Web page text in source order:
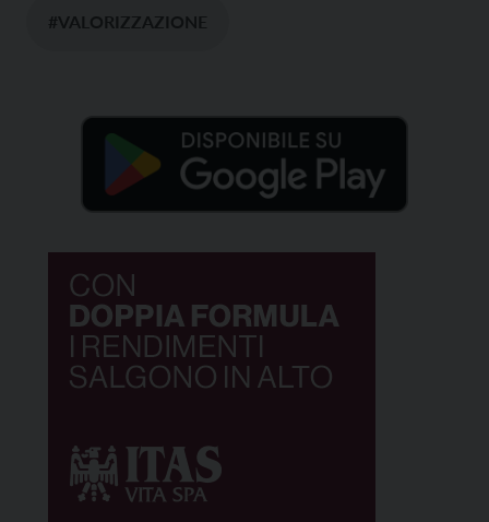
#VALORIZZAZIONE